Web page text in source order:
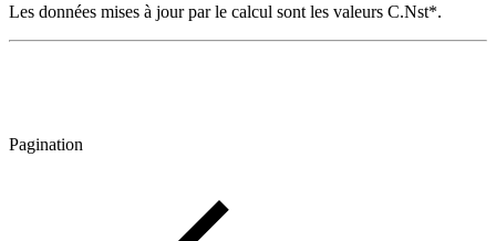
Les données mises à jour par le calcul sont les valeurs C.Nst*.
Pagination